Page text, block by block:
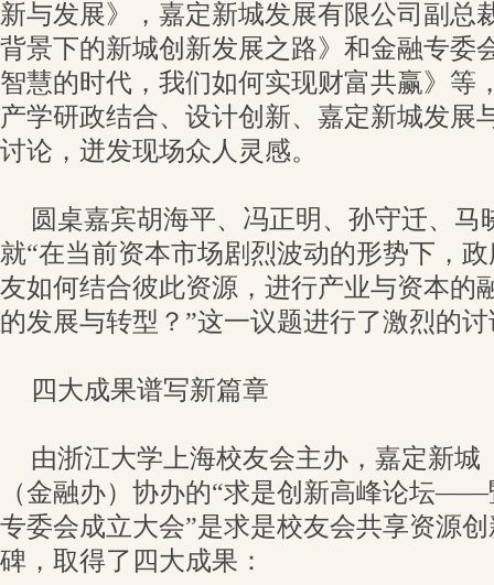
新与发展》，嘉定新城发展有限公司副总
背景下的新城创新发展之路》和金融专委
智慧的时代，我们如何实现财富共赢》等
产学研政结合、设计创新、嘉定新城发展
讨论，迸发现场众人灵感。
圆桌嘉宾胡海平、冯正明、孙守迁、马
就“在当前资本市场剧烈波动的形势下，
友如何结合彼此资源，进行产业与资本的
的发展与转型？”这一议题进行了激烈的
四大成果谱写新篇章
由浙江大学上海校友会主办，嘉定新城
（金融办）协办的“求是创新高峰论坛
专委会成立大会”是求是校友会共享资源
碑，取得了四大成果：